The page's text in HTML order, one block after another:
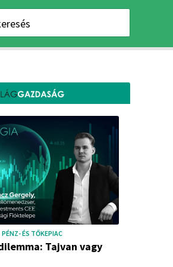
PÉNZ- ÉS TŐKEPIAC
Tajvan vagy